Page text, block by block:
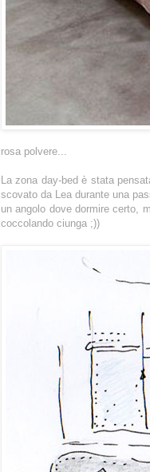
rosa polvere...
La zona day-bed è stata
scovato da Lea durante una
un angolo dove dormire certo,
coccolando ciunga ;))